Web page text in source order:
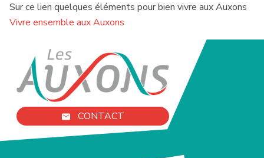
Sur ce lien quelques éléments pour bien vivre aux Auxons
Vivre ensemble aux Auxons
CONTACT